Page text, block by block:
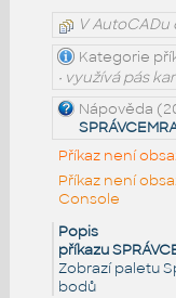
V
Kategorie
• využívá pás
Nápověda
Příkaz není
Příkaz není
Console
Popis
příkazu
Zobrazí paletu
bodů